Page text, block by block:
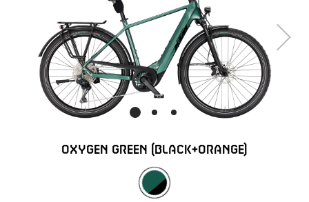
Next
OXYGEN GREEN (BLACK+ORANGE)